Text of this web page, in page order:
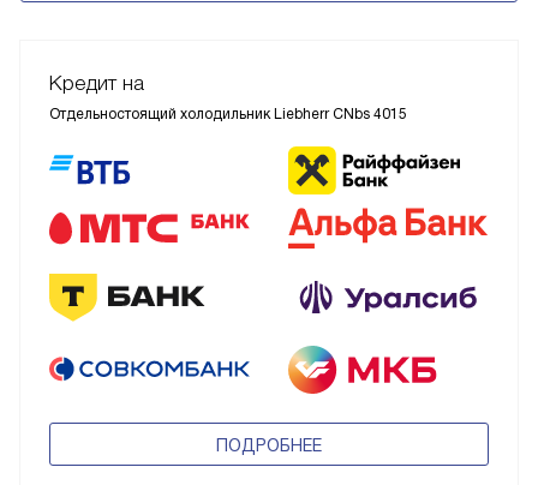
Кредит на
Отдельностоящий холодильник Liebherr CNbs 4015
ПОДРОБНЕЕ